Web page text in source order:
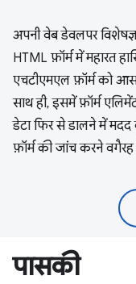
अपनी वेब डेवलपर
HTML फ़ॉर्म में महारत
एचटीएमएल फ़ॉर्म को
साथ ही, इसमें फ़ॉर्म
डेटा फिर से डालने में
फ़ॉर्म की जांच करने वगैरह
पासकी